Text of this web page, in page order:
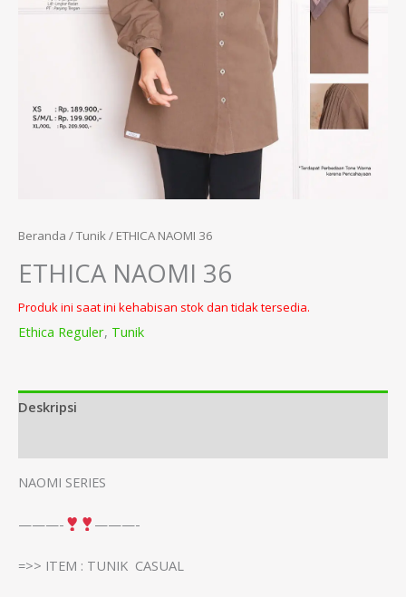
Beranda /Tunik/ ETHICA NAOMI 36
ETHICA NAOMI 36
Produk ini saat ini kehabisan stok dan tidak tersedia.
Ethica Reguler, Tunik
Deskripsi
NAOMI SERIES
———- ———-
=>> ITEM : TUNIK CASUAL